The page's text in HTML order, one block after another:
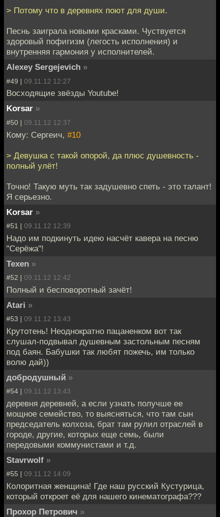
> Потому что в деревнях поют для души.
Песнь заиграла новыми красками. Чуствуется
здоровый пофигизм (легость исполнения) и
внутренняя гармония у исполнителей.
Alexey Sergejevich »
#49 | 09.11.12 12:27
Восходящие звёзды Youtube!
Korsar »
#50 | 09.11.12 12:37
Кому: Сергеич, #10
> Девушка с такой опорой, да плюс душевность -
полный улёт!
Точно! Такую муть так задушевно спеть - это талант!
Я серьезно.
Korsar »
#51 | 09.11.12 12:39
Надо им подкинуть идею насчёт кавера на песню
"Серёжа"!
Texen »
#52 | 09.11.12 12:42
Полный и бесповоротный зачёт!
Atari »
#53 | 09.11.12 13:43
Крутотень! Неоднократно пацаненком вот так
слушал-подвывал душевным застольным песням
под баян. Бабушки так любят пожечь, им только
волю дай))
добродушный »
#54 | 09.11.12 13:43
деревня деревней, а если узнать получше ее
мощное семейство, то выясняться, что там сын
председатель колхоза, брат там рулил отраслей в
городе, другие, которых еще семь, были
передовыми коммунистами и т.д.
Stavrwolf »
#55 | 09.11.12 14:09
Колоритная женщина! Где наш русский Кустурица,
который откроет её для нашего кинематографа???
Прохор Петрович »